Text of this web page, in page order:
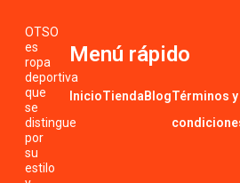
OTSO
es
ropa
deportiva
que
se
distingue
por
su
estilo
Menú rápido
InicioTiendaBlogTérminos y